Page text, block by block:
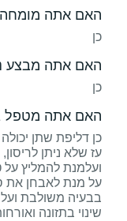
האם אתה
כן
האם אתה מבצע
כן
האם אתה מטפל
כן דליפת שתן
עז שלא ניתן
ועלמנת להמליץ על
על מנת לאבחן את
בבעיה משולבת ועל
שינוי בתזונה